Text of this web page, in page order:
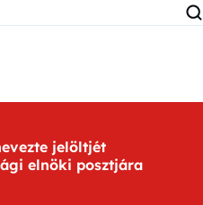
jelöltjét
elnöki posztjára